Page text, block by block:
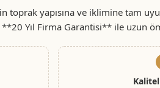
yapısına ve iklimine tam
Yıl Firma Garantisi** ile uzun